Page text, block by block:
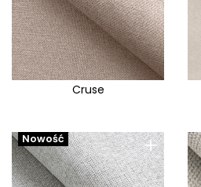
Cruse
+
Nowość